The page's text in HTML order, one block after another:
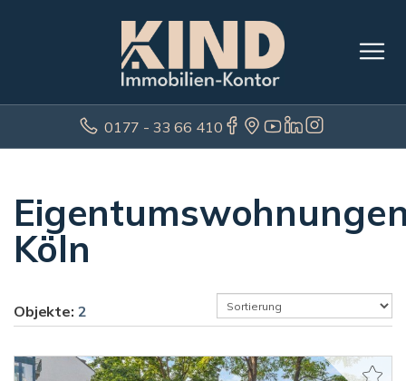
0177 - 33 66 410
Köln
Objekte: 2